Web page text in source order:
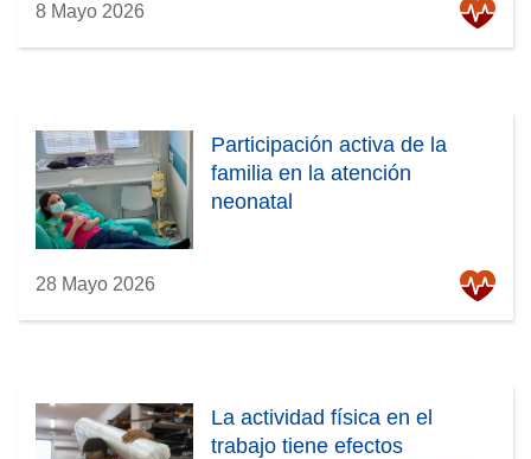
8 Mayo 2026
Participación activa de la
familia en la atención
neonatal
28 Mayo 2026
La actividad física en el
trabajo tiene efectos